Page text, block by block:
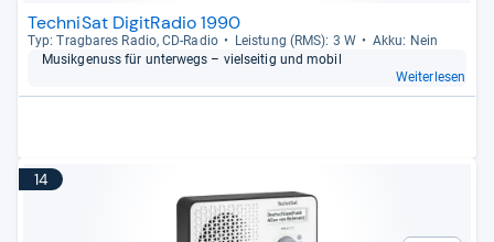
TechniSat DigitRadio 1990
Typ: Trag­ba­res Radio, CD-​Radio Leis­tung (RMS): 3 W
Akku: Nein
Musik­ge­nuss für unter­wegs – viel­sei­tig und mobil
Weiterlesen
14